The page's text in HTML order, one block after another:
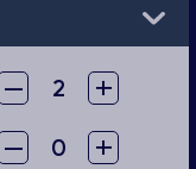
– 2 +
– 0 +